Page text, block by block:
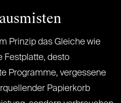
Prinzip das Gleiche wie
Festplatte, desto
Programme, vergessene
Papierkorb